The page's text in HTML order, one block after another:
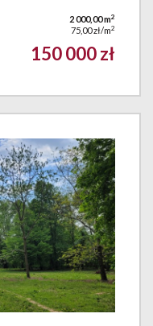
2 000,00 m2
75,00 zł/m2
150 000 zł